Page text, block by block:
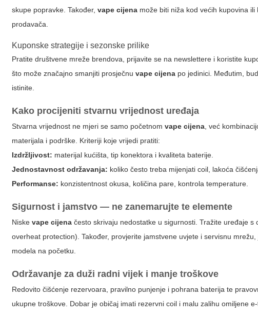
skupe popravke. Također,vape cijena može biti niža kod većih kupovina
prodavača.
Kuponske strategije i sezonske prilike
Pratite društvene mreže brendova, prijavite se na newslettere i koristite
što može značajno smanjiti prosječnuvape cijena po jedinici. Međutim,
istinite.
Kako procijeniti stvarnu vrijednost uređaja
Stvarna vrijednost ne mjeri se samo početnomvape cijena , već
materijala i podrške. Kriteriji koje vrijedi pratiti:
Izdržljivost: materijal kućišta, tip konektora i kvaliteta baterije.
Jednostavnost održavanja: koliko često treba mijenjati coil, lakoća
Performanse: konzistentnost okusa, količina pare, kontrola temperature.
Sigurnost i jamstvo — ne zanemarujte te elemente
Niskevape cijena često skrivaju nedostatke u sigurnosti. Tražite uređaje
overheat protection). Također, provjerite jamstvene uvjete i servisnu
modela na početku.
Održavanje za duži radni vijek i manje troškove
Redovito čišćenje rezervoara, pravilno punjenje i pohrana baterija te
ukupne troškove. Dobar je običaj imati rezervni coil i malu zalihu omiljene